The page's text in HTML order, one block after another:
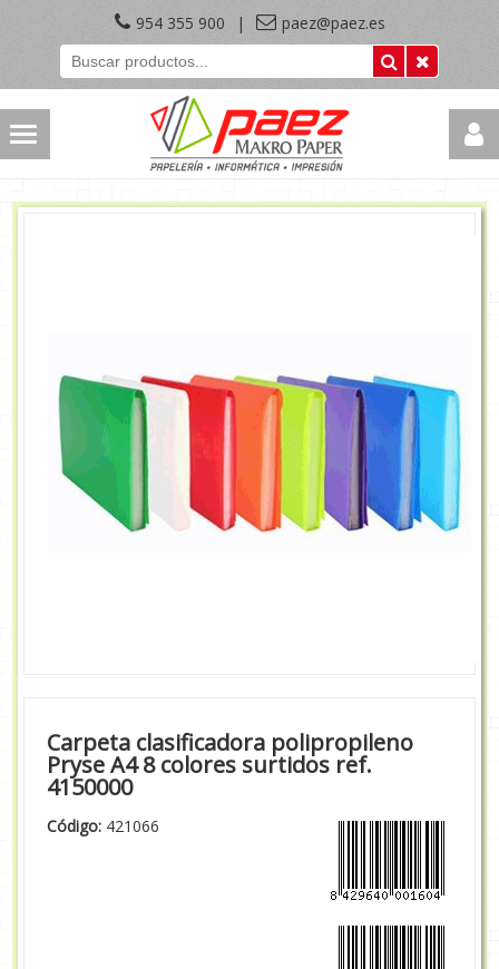
954 355 900 | paez@paez.es
Carpeta clasificadora polipropileno
Pryse A4 8 colores surtidos ref.
4150000
Código: 421066